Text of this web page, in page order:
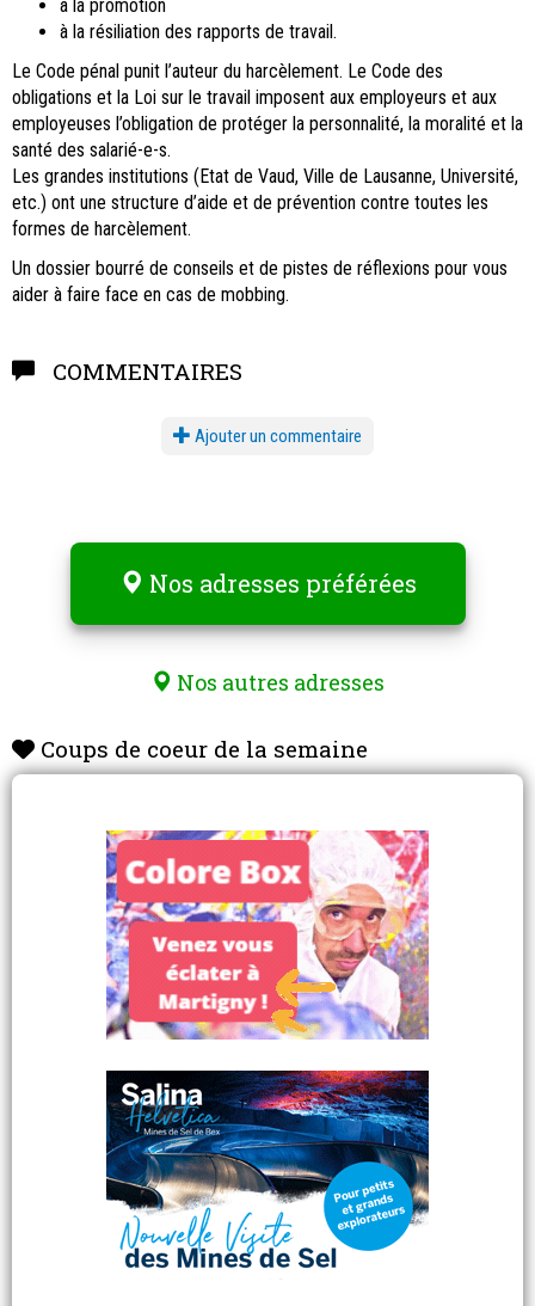
à la promotion
à la résiliation des rapports de travail.
Le Code pénal punit l’auteur du harcèlement. Le Code des
obligations et la Loi sur le travail imposent aux employeurs et aux
employeuses l’obligation de protéger la personnalité, la moralité et la
santé des salarié-e-s.
Les grandes institutions (Etat de Vaud, Ville de Lausanne, Université,
etc.) ont une structure d’aide et de prévention contre toutes les
formes de harcèlement.
Un dossier bourré de conseils et de pistes de réflexions pour vous
aider à faire face en cas de mobbing.
COMMENTAIRES
Ajouter un commentaire
Nos adresses préférées
Nos autres adresses
Coups de coeur de la semaine